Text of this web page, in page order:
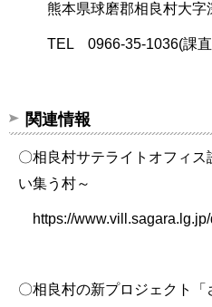
熊本県球磨郡相良村大字
TEL 0966-35-1036(課直
関連情報
〇相良村サテライトオフィ
い集う村～
https://
〇相良村の新プロジェクト